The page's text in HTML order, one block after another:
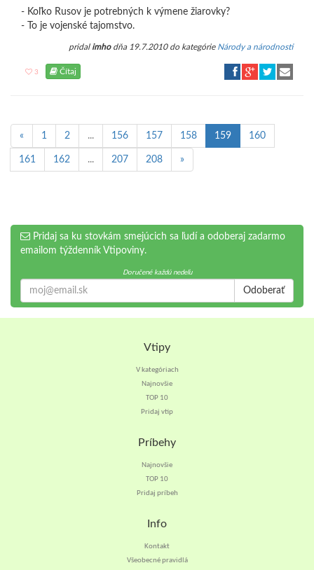
- Koľko Rusov je potrebných k výmene žiarovky?
- To je vojenské tajomstvo.
pridal imhodňa 19.7.2010 do kategórie Národy a národnosti
3 Čítaj
« 1 2 ... 156 157 158 159 160
161 162 ... 207 208 »
Pridaj sa ku stovkám smejúcich sa ľudí a odoberaj zadarmo
emailom týždenník Vtipoviny.
Doručené každú nedeľu
Odoberať
Vtipy
V kategóriach
Najnovšie
TOP 10
Pridaj vtip
Príbehy
Najnovšie
TOP 10
Pridaj príbeh
Info
Kontakt
Všeobecné pravidlá